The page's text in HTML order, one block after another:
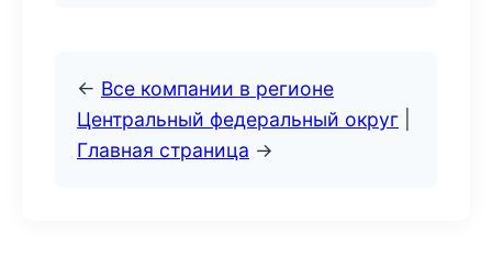
← Все компании в регионе
Центральный федеральный округ
Главная страница →